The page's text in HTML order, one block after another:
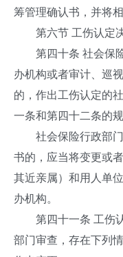
筹管理确认书，并将
第六节 工伤认定决
第四十条 社会保险
办机构或者审计、巡
的，作出工伤认定的
一条和第四十二条的
社会保险行政部门
书的，应当将变更或
其近亲属）和用人单
办机构。
第四十一条 工伤认
部门审查，存在下列